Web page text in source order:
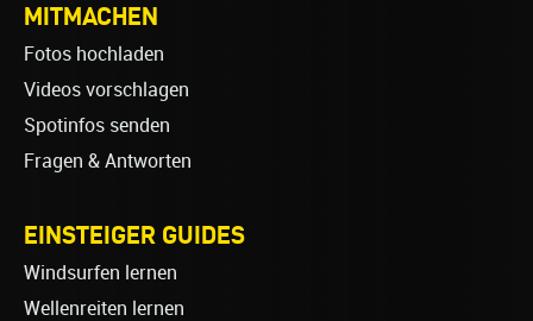
MITMACHEN
Fotos hochladen
Videos vorschlagen
Spotinfos senden
Fragen & Antworten
EINSTEIGER GUIDES
Windsurfen lernen
Wellenreiten lernen